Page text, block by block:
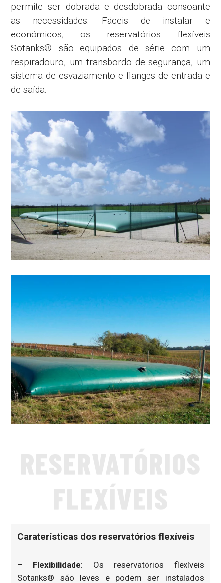
permite ser dobrada e desdobrada consoante
as necessidades. Fáceis de instalar e
económicos, os reservatórios flexíveis
Sotanks® são equipados de série com um
respiradouro, um transbordo de segurança, um
sistema de esvaziamento e flanges de entrada e
de saída.
Caraterísticas dos reservatórios flexíveis
– Flexibilidade: Os reservatórios flexíveis
Sotanks® são leves e podem ser instalados